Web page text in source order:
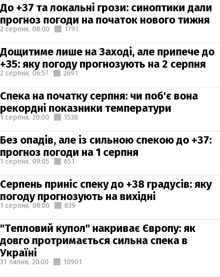
До +37 та локальні грози: синоптики дали
прогноз погоди на початок нового тижня
2 серпня, 08:00 1791
Дощитиме лише на Заході, але припече до
+35: яку погоду прогнозують на 2 серпня
2 серпня, 06:57 2691
Спека на початку серпня: чи поб'є вона
рекордні показники температури
1 серпня, 20:00 1538
Без опадів, але із сильною спекою до +37:
прогноз погоди на 1 серпня
1 серпня, 09:05 651
Серпень приніс спеку до +38 градусів: яку
погоду прогнозують на вихідні
1 серпня, 08:00 839
"Тепловий купол" накриває Європу: як
довго протримається сильна спека в
Україні
31 липня, 20:00 10901